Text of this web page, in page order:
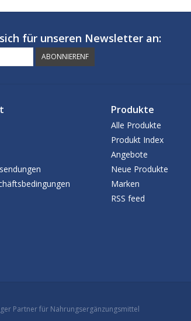
für unseren Newsletter an:
ABONNIERENF
Produkte
Alle Produkte
Produkt Index
Angebote
Neue Produkte
Marken
RSS feed
Partner für Nahrungsergänzungsmittel